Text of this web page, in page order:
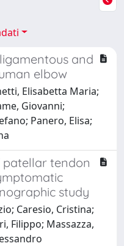
and
elbow
Elisabetta Maria;
Giovanni;
Panero, Elisa;
tendon
study
Caresio, Cristina;
Filippo; Massazza,